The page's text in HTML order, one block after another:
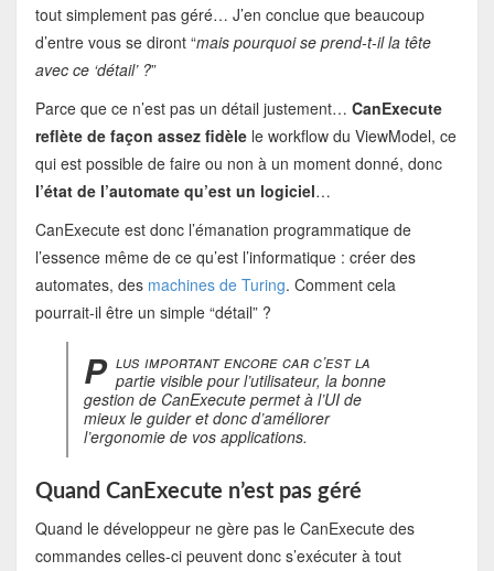
tout simplement pas géré… J’en conclue que beaucoup
d’entre vous se diront “mais pourquoi se prend-t-il la tête
avec ce ‘détail’ ?”
Parce que ce n’est pas un détail justement… CanExecute
reflète de façon assez fidèlele workflow du ViewModel, ce
qui est possible de faire ou non à un moment donné, donc
l’état de l’automate qu’est un logiciel…
CanExecute est donc l’émanation programmatique de
l’essence même de ce qu’est l’informatique : créer des
automates, des machines de Turing. Comment cela
pourrait-il être un simple “détail” ?
P lus important encore car c’est la
partie visible pour l’utilisateur, la bonne
gestion de CanExecute permet à l’UI de
mieux le guider et donc d’améliorer
l’ergonomie de vos applications.
Quand CanExecute n’est pas géré
Quand le développeur ne gère pas le CanExecute des
commandes celles-ci peuvent donc s’exécuter à tout